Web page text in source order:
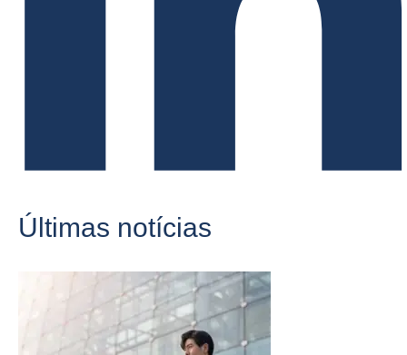
Últimas notícias